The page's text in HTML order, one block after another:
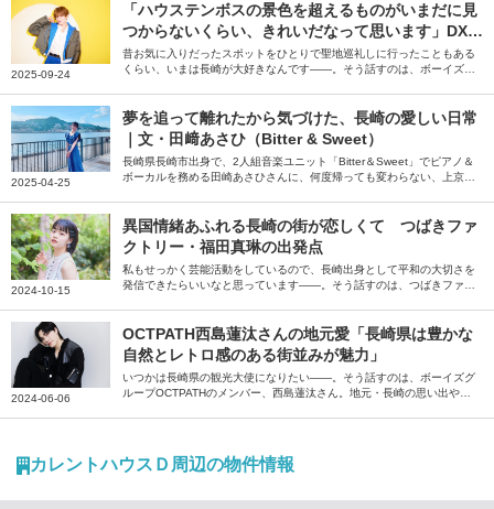
2025-09-24
「ハウステンボスの景色を超えるものがいまだに見
つからないくらい、きれいだなって思います」DXT
EEN・大久保波留が語る長崎グルメと地元の記憶
昔お気に入りだったスポットをひとりで聖地巡礼しに行ったこともある
くらい、いまは長崎が大好きなんです――。そう話すのは、ボーイズグ
ていただきました。
2025-04-25
夢を追って離れたから気づけた、長崎の愛しい日常
｜文・田﨑あさひ（Bitter & Sweet）
長崎県長崎市出身で、2人組音楽ユニット「Bitter＆Sweet」でピアノ＆
ボーカルを務める田崎あさひさんに、何度帰っても変わらない、上京し
2024-10-15
異国情緒あふれる長崎の街が恋しくて つばきファ
クトリー・福田真琳の出発点
私もせっかく芸能活動をしているので、長崎出身として平和の大切さを
発信できたらいいなと思っています――。そう話すのは、つばきファク
力を伺いました。
2024-06-06
OCTPATH西島蓮汰さんの地元愛「長崎県は豊かな
自然とレトロ感のある街並みが魅力」
いつかは長崎県の観光大使になりたい――。そう話すのは、ボーイズグ
ループOCTPATHのメンバー、西島蓮汰さん。地元・長崎の思い出やよ
カレントハウスＤ周辺の物件情報